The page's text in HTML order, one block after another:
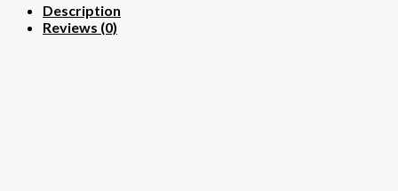
Description
Reviews (0)